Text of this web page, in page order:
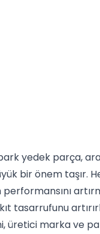
yedek parça,
bir önem taşır.
tasarrufunu
üretici marka ve